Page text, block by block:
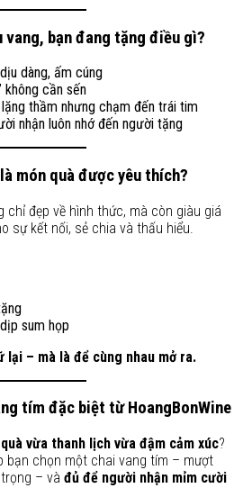
bạn đang tặng điều gì?
dàng, ấm cúng
không cần sến
thầm nhưng chạm đến trái tim
nhận luôn nhớ đến người tặng
món quà được yêu thích?
chỉ đẹp về hình thức, mà còn giàu giá
sự kết nối, sẻ chia và thấu hiểu.
sum họp
lại – mà là để cùng nhau mở ra.
tím đặc biệt từ HoangBonWine
vừa thanh lịch vừa đậm cảm xúc?
bạn chọn một chai vang tím – mượt
– và đủ để người nhận mỉm cười